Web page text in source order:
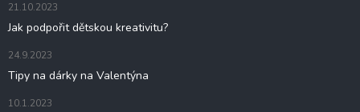
21.10.2023
Jak podpořit dětskou kreativitu?
24.9.2023
Tipy na dárky na Valentýna
10.1.2023